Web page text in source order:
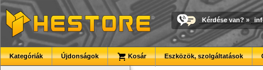
Kérdése van? »
Kategóriák Újdonságok Kosár Eszközök, szolgáltatások